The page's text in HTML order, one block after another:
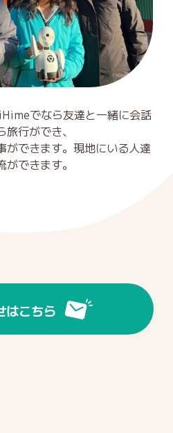
でなら友達と一緒に会話
旅行ができ、
ができます。現地にいる人達
ができます。
はこちら